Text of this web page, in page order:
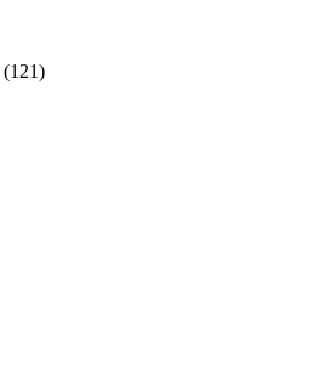
(121)